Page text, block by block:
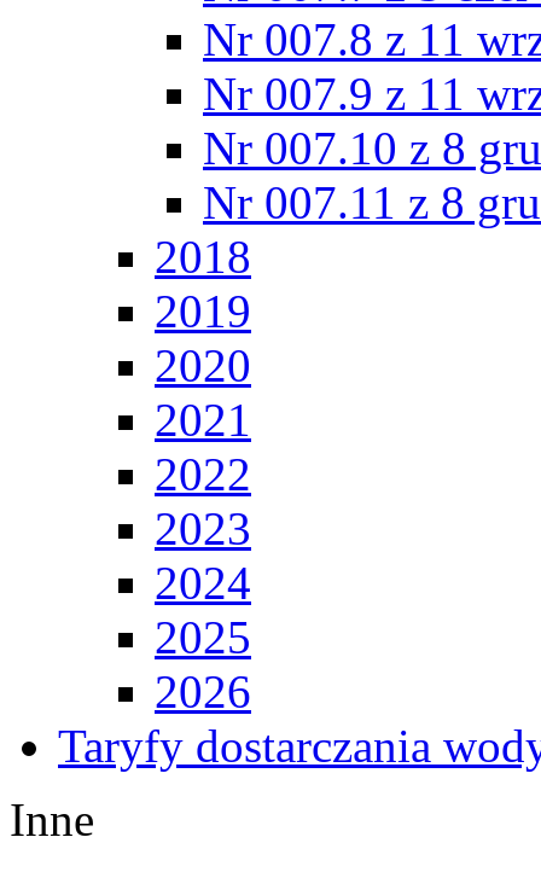
Nr 007.8 z 11
Nr 007.9 z 11
Nr 007.10 z 8
Nr 007.11 z 8
2018
2019
2020
2021
2022
2023
2024
2025
2026
Taryfy dostarczania
Inne